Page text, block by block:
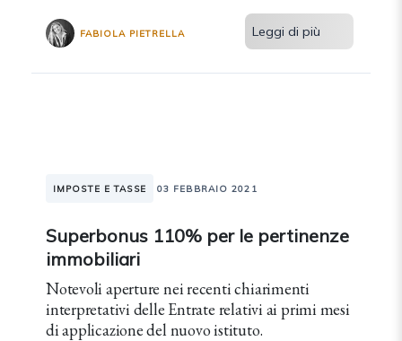
FABIOLA PIETRELLA Leggi di più
IMPOSTE E TASSE 03 FEBBRAIO 2021
Superbonus 110% per le pertinenze
immobiliari
Notevoli aperture nei recenti chiarimenti
interpretativi delle Entrate relativi ai primi mesi
di applicazione del nuovo istituto.